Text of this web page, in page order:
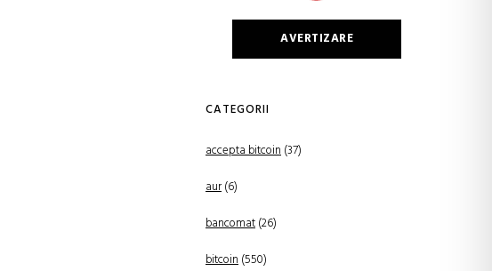
AVERTIZARE
CATEGORII
accepta bitcoin(37)
aur(6)
bancomat(26)
bitcoin(550)